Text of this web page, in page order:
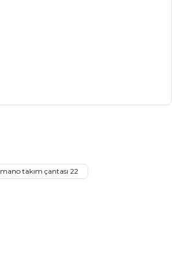
mano takım çantası 22